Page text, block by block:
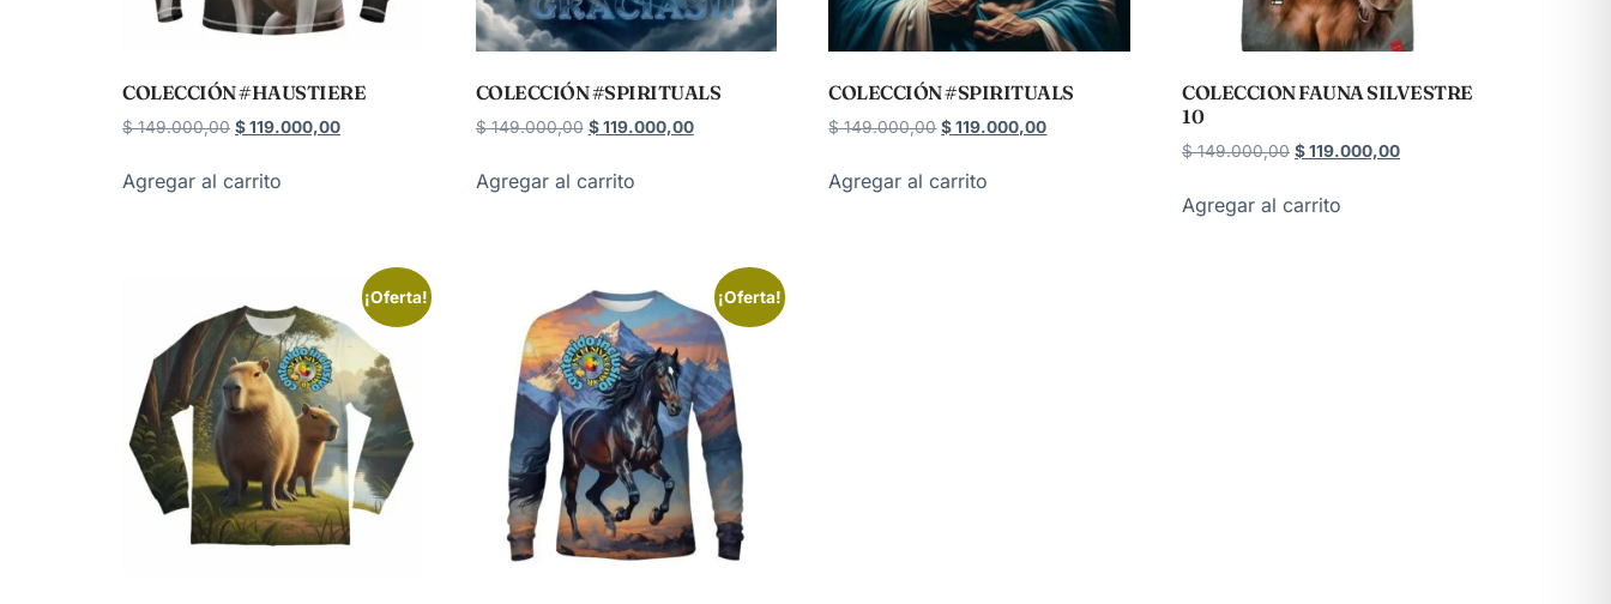
COLECCIÓN #HAUSTIERE
$149.000,00 $119.000,00
Agregar al carrito
COLECCIÓN #SPIRITUALS
$149.000,00 $119.000,00
Agregar al carrito
COLECCIÓN #SPIRITUALS
$149.000,00 $119.000,00
Agregar al carrito
COLECCION FAUNA SILVESTRE
10
$149.000,00 $119.000,00
Agregar al carrito
¡Oferta! ¡Oferta!